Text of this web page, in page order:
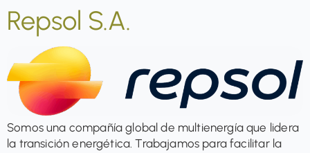
Repsol S.A.
Somos una compañía global de multienergía que lidera
la transición energética. Trabajamos para facilitar la